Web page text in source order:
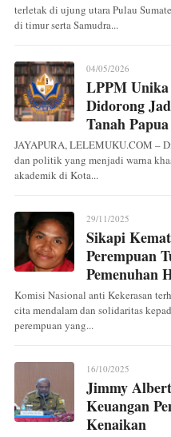
terletak di ujung utara Pulau
di timur serta Samudra...
04/05/2026
LPPM
Didorong
Tanah Papua
JAYAPURA, LELEMUKU.COM –
dan politik yang menjadi warna
akademik di Kota...
29/11/2025
Sikapi
Perempuan
Pemenuhan
Komisi Nasional anti Kekerasan
cita mendalam dan solidaritas
perempuan yang...
16/10/2025
Jimmy
Keuangan
Kenaikan